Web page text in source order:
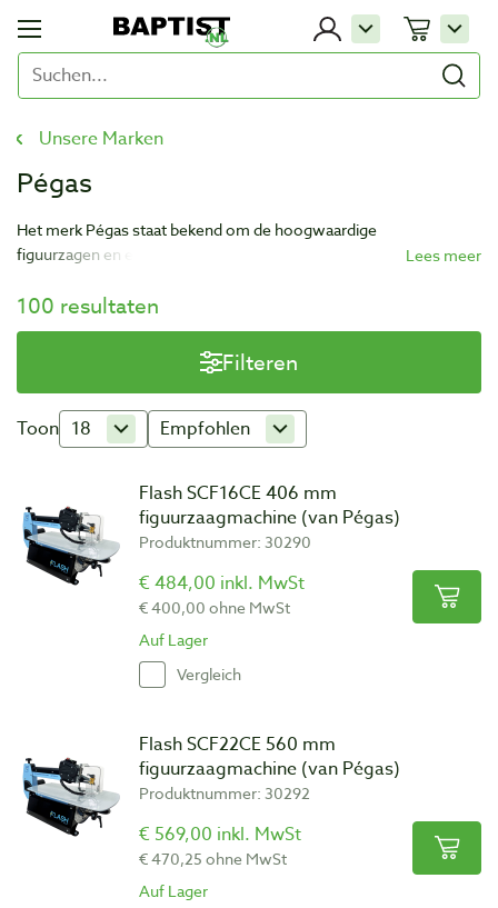
Unsere Marken
Pégas
Het merk Pégas staat bekend om de hoogwaardige
figuurzagen en een grote diversiteit aan figuurzaagbladen. Het
assortiment. Het hoofdkantoor van het bedrijf is gevestigd in
Vallorbe, Zwitserland.
100 resultaten
Filteren
Toon 18 Empfohlen
Flash SCF16CE 406 mm
figuurzaagmachine (van Pégas)
Produktnummer: 30290
€ 484,00 inkl. MwSt
€ 400,00 ohne MwSt
Auf Lager
Vergleich
Flash SCF22CE 560 mm
figuurzaagmachine (van Pégas)
Produktnummer: 30292
€ 569,00 inkl. MwSt
€ 470,25 ohne MwSt
Auf Lager